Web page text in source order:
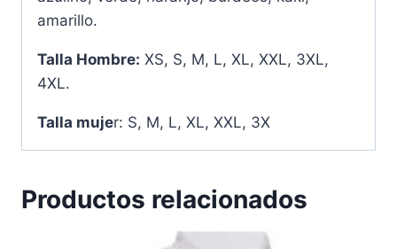
amarillo.
Talla Hombre: XS, S, M, L, XL, XXL, 3XL,
4XL.
Talla mujer: S, M, L, XL, XXL, 3X
Productos relacionados